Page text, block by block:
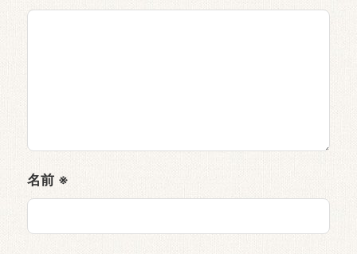
名前 ※